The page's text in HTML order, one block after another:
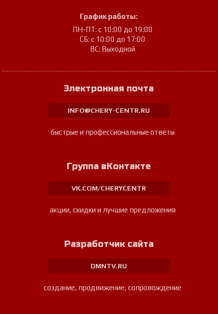
График работы:
ПН-ПТ: с 10:00 до 19:00
СБ: с 10:00 до 17:00
ВС: Выходной
Электронная почта
INFO@CHERY-CENTR.RU
быстрые и профессиональные ответы
Группа вКонтакте
VK.COM/CHERYCENTR
акции, скидки и лучшие предложения
Разработчик сайта
DMNTV.RU
создание, продвижение, сопровождение